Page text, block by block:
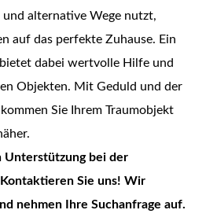
und alternative Wege nutzt,
auf das perfekte Zuhause. Ein
dabei wertvolle Hilfe und
Objekten. Mit Geduld und der
Sie Ihrem Traumobjekt
Unterstützung bei der
Kontaktieren Sie uns! Wir
nehmen Ihre Suchanfrage auf.